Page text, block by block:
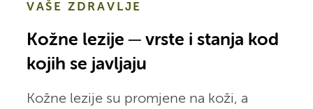
VAŠE ZDRAVLJE
Kožne lezije ─ vrste i stanja kod
kojih se javljaju
Kožne lezije su promjene na koži, a